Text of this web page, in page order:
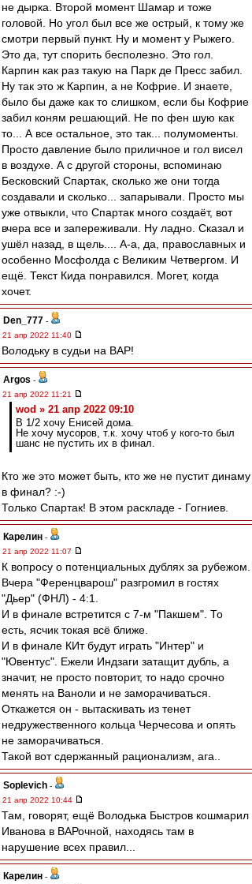
не дырка. Второй момент Шамар и тоже
головой. Но угол был все же острый, к тому же
смотри первый пункт. Ну и момент у Рыжего.
Это да, тут спорить бесполезно. Это гол.
Карпин как раз такую на Парк де Пресс забил.
Ну так это ж Карпин, а не Кофрие. И знаете,
было бы даже как то слишком, если бы Кофрие
забил коням решающий. Не по фен шую как
то... А все остальное, это так... полумоменты.
Просто давление было приличное и гол висел
в воздухе. А с другой стороны, вспоминаю
Бесковский Спартак, сколько же они тогда
создавали и сколько... запарывали. Просто мы
уже отвыкли, что Спартак много создаёт, вот
вчера все и запереживали. Ну ладно. Сказал и
ушёл назад, в щель.... А-а, да, православных и
особенно Мосфолда с Великим Четвергом. И
ещё. Текст Кида понравился. Могет, когда
хочет.
Den_777 -
21 апр 2022 11:40
Володьку в судьи на ВАР!
Argos -
21 апр 2022 11:21
wod » 21 апр 2022 09:10
В 1/2 хочу Енисей дома.
Не хочу мусоров, т.к. хочу чтоб у кого-то был
шанс не пустить их в финал.
Кто же это может быть, кто же не пустит динаму
в финал? :-)
Только Спартак! В этом раскладе - Гогниев.
Карелин -
21 апр 2022 11:07
К вопросу о потенциальных дублях за рубежом.
Вчера "Ференцварош" разгромил в гостях
"Дьер" (ФНЛ) - 4:1.
И в финале встретится с 7-м "Пакшем". То
есть, ясчик токая всё ближе.
И в финале КИт будут играть "Интер" и
"Ювентус". Ежели Индзаги затащит дубль, а
значит, не просто повторит, то надо срочно
менять на Ваноли и не заморачиваться.
Откажется он - вытаскивать из тенет
недружественного кольца Черчесова и опять
не заморачиваться.
Такой вот сдержанный рационализм, ага..
Soplevich -
21 апр 2022 10:44
Там, говорят, ещё Володька Быстров кошмарил
Иванова в ВАРочной, находясь там в
нарушение всех правил...
Карелин -